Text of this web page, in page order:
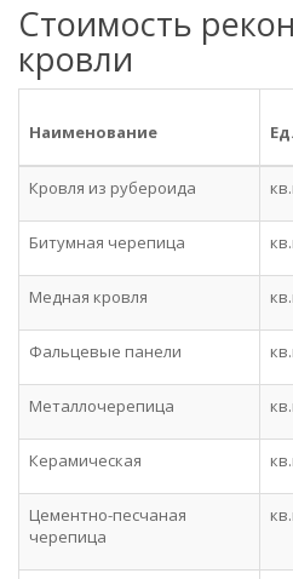
Стоимость
кровли
Наименование
Кровля из рубероида
Битумная черепица
Медная кровля
Фальцевые панели
Металлочерепица
Керамическая
Цементно-песчаная
черепица